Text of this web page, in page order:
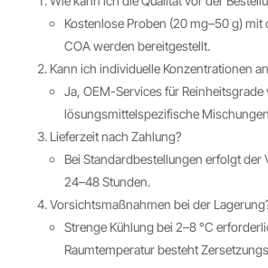
Kostenlose Proben (20 mg–50 g)
COA werden bereitgestellt.
Kann ich individuelle Konzentrationen
Ja, OEM-Services für Reinheitsgrade
lösungsmittelspezifische
Lieferzeit nach Zahlung?
Bei Standardbestellungen erfolgt der
24–48 Stunden.
Vorsichtsmaßnahmen bei der
Strenge Kühlung bei 2–8 °C
Raumtemperatur besteht